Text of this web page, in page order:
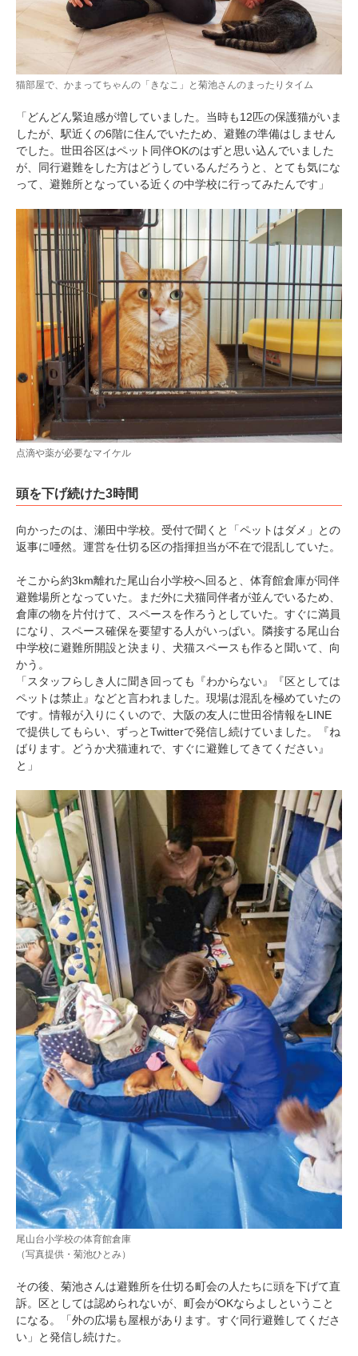
猫部屋で、かまってちゃんの「きなこ」と菊池さんのまったりタイム
「どんどん緊迫感が増していました。当時も12匹の保護猫がいま
したが、駅近くの6階に住んでいたため、避難の準備はしません
でした。世田谷区はペット同伴OKのはずと思い込んでいました
が、同行避難をした方はどうしているんだろうと、とても気にな
って、避難所となっている近くの中学校に行ってみたんです」
点滴や薬が必要なマイケル
頭を下げ続けた3時間
向かったのは、瀬田中学校。受付で聞くと「ペットはダメ」との
返事に唖然。運営を仕切る区の指揮担当が不在で混乱していた。
そこから約3km離れた尾山台小学校へ回ると、体育館倉庫が同伴
避難場所となっていた。まだ外に犬猫同伴者が並んでいるため、
倉庫の物を片付けて、スペースを作ろうとしていた。すぐに満員
になり、スペース確保を要望する人がいっぱい。隣接する尾山台
中学校に避難所開設と決まり、犬猫スペースも作ると聞いて、向
かう。
「スタッフらしき人に聞き回っても『わからない』『区としては
ペットは禁止』などと言われました。現場は混乱を極めていたの
です。情報が入りにくいので、大阪の友人に世田谷情報をLINE
で提供してもらい、ずっとTwitterで発信し続けていました。『ね
ばります。どうか犬猫連れで、すぐに避難してきてください』
と」
尾山台小学校の体育館倉庫
（写真提供・菊池ひとみ）
その後、菊池さんは避難所を仕切る町会の人たちに頭を下げて直
訴。区としては認められないが、町会がOKならよしということ
になる。「外の広場も屋根があります。すぐ同行避難してくださ
い」と発信し続けた。